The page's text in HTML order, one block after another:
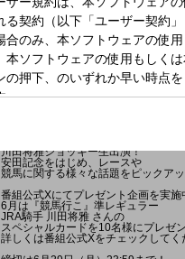
番組名
サントリー オールフリー
川田将雅ジョッキー生出演！
安田記念をはじめ、レースや
競馬に関する様々な話題をピックアッ
番組公式Xにてプレゼント企画を実施
6月は『競馬行こ』準レギュラー
JRA騎手 川田将雅 さんの
スペシャルカードを10名様にプレゼン
詳しくは番組公式Xをチェックしてく